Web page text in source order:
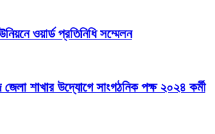
ওয়ার্ড প্রতিনিধি সম্মেলন
জেলা শাখার উদ্যোগে সাংগঠনিক পক্ষ ২০২৪ কর্মী